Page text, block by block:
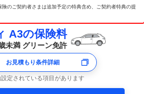
のご契約者さまは追加予定の特典含め、ご契約者特典の提
A3の保険料
未満 グリーン免許
お見積もり条件詳細
設定されている項目があります